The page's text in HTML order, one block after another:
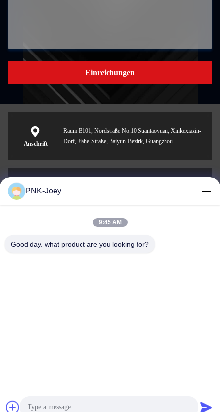
Einreichungen
Anschrift
Raum B101, Nordstraße No.10 Suantaoyuan, Xinkexiaxin-
Dorf, Jiahe-Straße, Baiyun-Bezirk, Guangzhou
E-Mail-Adresse
008613580404923
Guangzhou Xingchao Agriculture Machinery Co., Ltd.
PNK-Joey
9:45 AM
Good day, what product are you looking for?